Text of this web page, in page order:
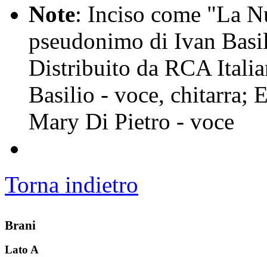
Note: Inciso come "La
pseudonimo di Ivan
Distribuito da RCA
Basilio - voce, chitarra;
Mary Di Pietro - voce
Torna indietro
Brani
Lato A